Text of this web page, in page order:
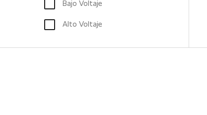
Bajo Voltaje
Alto Voltaje